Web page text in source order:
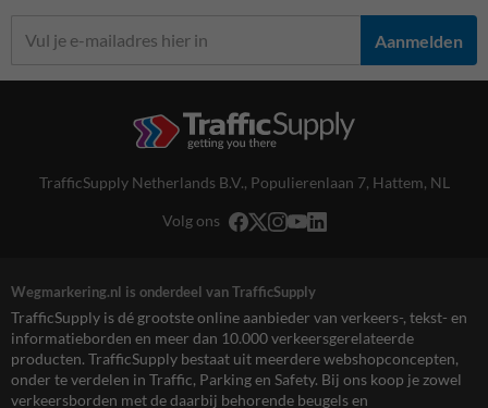
Aanmelden
TrafficSupply Netherlands B.V., Populierenlaan 7, Hattem, NL
Volg ons
Wegmarkering.nl is onderdeel van TrafficSupply
TrafficSupply is dé grootste online aanbieder van verkeers-, tekst- en
informatieborden en meer dan 10.000 verkeersgerelateerde
producten. TrafficSupply bestaat uit meerdere webshopconcepten,
onder te verdelen in Traffic, Parking en Safety. Bij ons koop je zowel
verkeersborden met de daarbij behorende beugels en